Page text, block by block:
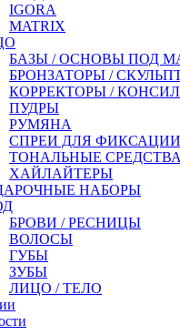
IGORA
MATRIX
БАЗЫ / ОСНОВЫ ПОД
БРОНЗАТОРЫ /
КОРРЕКТОРЫ /
ПУДРЫ
РУМЯНА
СПРЕИ ДЛЯ
ТОНАЛЬНЫЕ СРЕДСТВА
ХАЙЛАЙТЕРЫ
НАБОРЫ
БРОВИ / РЕСНИЦЫ
ВОЛОСЫ
ГУБЫ
ЗУБЫ
ЛИЦО / ТЕЛО